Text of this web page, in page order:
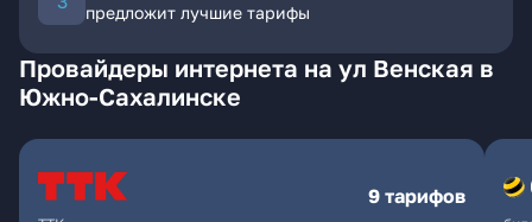
предложит лучшие тарифы
Провайдеры интернета на ул Венская в
Южно-Сахалинске
9 тарифов